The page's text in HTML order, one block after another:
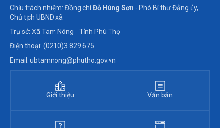
Chịu trách nhiệm: Đồng chíĐỗ Hùng Sơn - Phó Bí thư Đảng ủy,
Chủ tịch UBND xã
Trụ sở: Xã Tam Nông - Tỉnh Phú Thọ
Điện thoại: (0210)3.829.675
Email: ubtamnong@phutho.gov.vn
Giới thiệu Văn bản